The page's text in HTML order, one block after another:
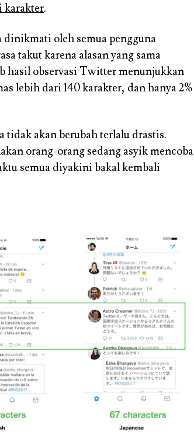
karakter.
oleh semua pengguna
takut karena alasan yang sama
hasil observasi Twitter menunjukkan
lebih dari 140 karakter, dan hanya 2%
tidak akan berubah terlalu drastis.
orang-orang sedang asyik mencoba
semua diyakini bakal kembali